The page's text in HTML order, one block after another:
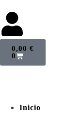
0,00 €
0
Inicio